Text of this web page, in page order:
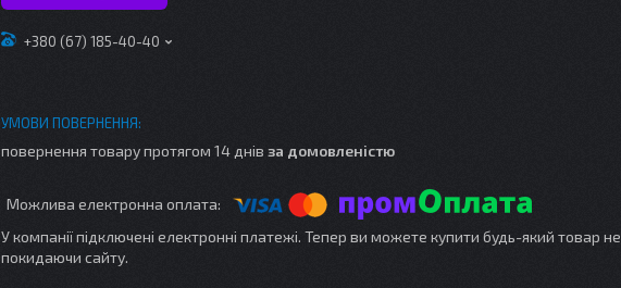
+380 (67) 185-40-40
повернення товару протягом 14 днів за домовленістю
У компанії підключені електронні платежі. Тепер ви можете купити будь-який товар не
покидаючи сайту.